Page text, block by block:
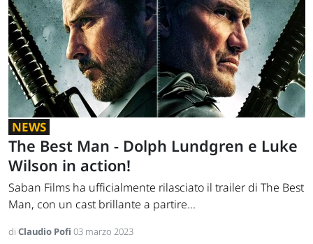
NEWS
The Best Man - Dolph Lundgren e Luke
Wilson in action!
Saban Films ha ufficialmente rilasciato il trailer di The Best
Man, con un cast brillante a partire...
di Claudio Pofi 03 marzo 2023